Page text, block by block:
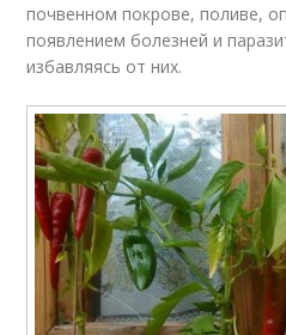
почвенном покрове, поливе,
появлением болезней и
избавляясь от них.